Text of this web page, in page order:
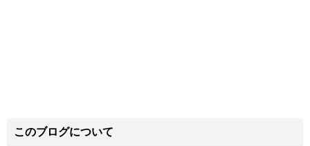
このブログについて